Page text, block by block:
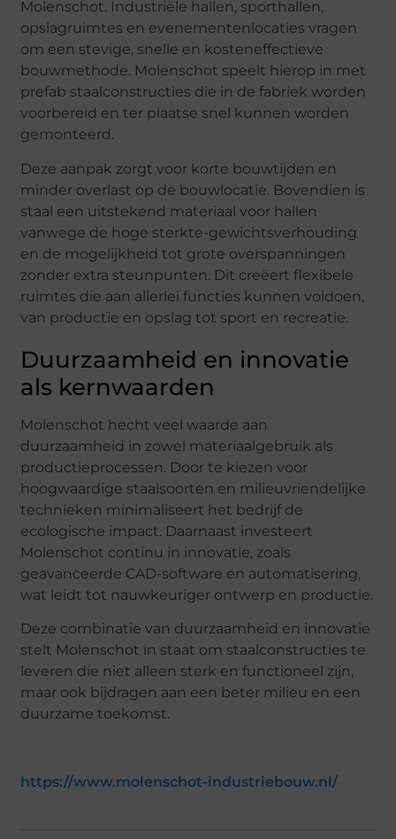
Molenschot. Industriële hallen, sporthallen,
opslagruimtes en evenementenlocaties vragen
om een stevige, snelle en kosteneffectieve
bouwmethode. Molenschot speelt hierop in met
prefab staalconstructies die in de fabriek worden
voorbereid en ter plaatse snel kunnen worden
gemonteerd.
Deze aanpak zorgt voor korte bouwtijden en
minder overlast op de bouwlocatie. Bovendien is
staal een uitstekend materiaal voor hallen
vanwege de hoge sterkte-gewichtsverhouding
en de mogelijkheid tot grote overspanningen
zonder extra steunpunten. Dit creëert flexibele
ruimtes die aan allerlei functies kunnen voldoen,
van productie en opslag tot sport en recreatie.
Duurzaamheid en innovatie
als kernwaarden
Molenschot hecht veel waarde aan
duurzaamheid in zowel materiaalgebruik als
productieprocessen. Door te kiezen voor
hoogwaardige staalsoorten en milieuvriendelijke
technieken minimaliseert het bedrijf de
ecologische impact. Daarnaast investeert
Molenschot continu in innovatie, zoals
geavanceerde CAD-software en automatisering,
wat leidt tot nauwkeuriger ontwerp en productie.
Deze combinatie van duurzaamheid en innovatie
stelt Molenschot in staat om staalconstructies te
leveren die niet alleen sterk en functioneel zijn,
maar ook bijdragen aan een beter milieu en een
duurzame toekomst.
https://www.molenschot-industriebouw.nl/